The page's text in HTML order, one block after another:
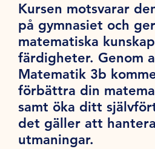
Kursen motsvarar
på gymnasiet och
matematiska
färdigheter. Genom
Matematik 3b
förbättra din
samt öka ditt
det gäller att
utmaningar.